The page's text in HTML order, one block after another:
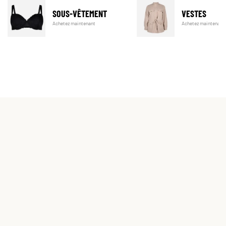
SOUS-VÊTEMENT
Achetez maintenant
VESTES
Achetez maintenant